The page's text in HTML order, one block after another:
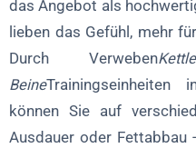
das Angebot als
lieben das Gefühl, mehr
Durch Verweben
BeineTrainingseinheiten
können Sie auf
Ausdauer oder Fettabbau